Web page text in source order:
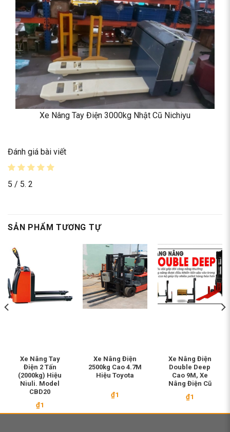
Xe Nâng Tay Điện 3000kg Nhật Cũ Nichiyu
Đánh giá bài viết
5 / 5. 2
SẢN PHẨM TƯƠNG TỰ
Xe Nâng Tay
Điện 2 Tấn
(2000kg) Hiệu
Niuli. Model
CBD20
₫1
Xe Nâng Điện
2500kg Cao 4.7M
Hiệu Toyota
₫1
Xe Nâng Điện
Double Deep
Cao 9M, Xe
Nâng Điện Cũ
₫1